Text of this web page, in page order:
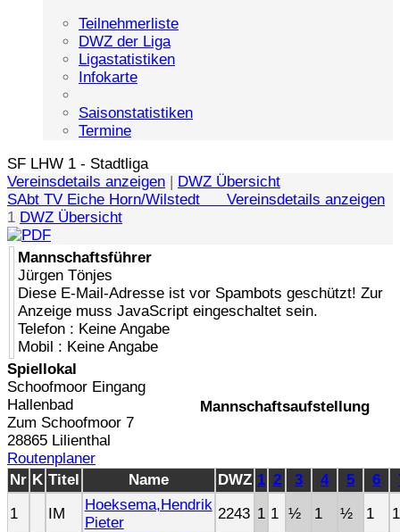
Teilnehmerliste
DWZ der Liga
Ligastatistiken
Infokarte
Saisonstatistiken
Termine
SF LHW 1 - Stadtliga
Vereinsdetails anzeigen | DWZ Übersicht
SAbt TV Eiche Horn/Wilstedt Vereinsdetails anzeigen
1 DWZ Übersicht
Mannschaftsführer
Jürgen Tönjes
Diese E-Mail-Adresse ist vor Spambots geschützt! Zur
Anzeige muss JavaScript eingeschaltet sein.
Telefon : Keine Angabe
Mobil : Keine Angabe
Spiellokal
Schoofmoor Eingang
Hallenbad
Zum Schoofmoor 7
28865 Lilienthal
Routenplaner
Mannschaftsaufstellung
Nr K Titel Name DWZ 1 2 3 4 5 6
1
IM
Hoeksema,Hendrik
Pieter
2243 1 1 ½ 1 ½ 1
1